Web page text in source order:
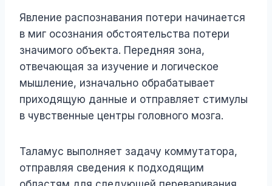
Явление распознавания потери начинается
в миг осознания обстоятельства потери
значимого объекта. Передняя зона,
отвечающая за изучение и логическое
мышление, изначально обрабатывает
приходящую данные и отправляет стимулы
в чувственные центры головного мозга.
Таламус выполняет задачу коммутатора,
отправляя сведения к подходящим